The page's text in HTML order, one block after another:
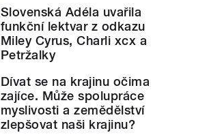
Slovenská Adéla uvařila
funkční lektvar z odkazu
Miley Cyrus, Charli xcx a
Petržalky
Dívat se na krajinu očima
zajíce. Může spolupráce
myslivosti a zemědělství
zlepšovat naši krajinu?